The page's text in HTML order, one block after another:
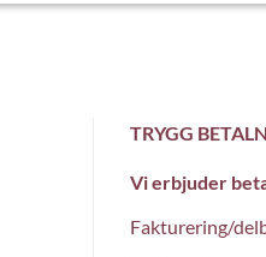
TRYGG
Vi erbjuder
Fakturering/